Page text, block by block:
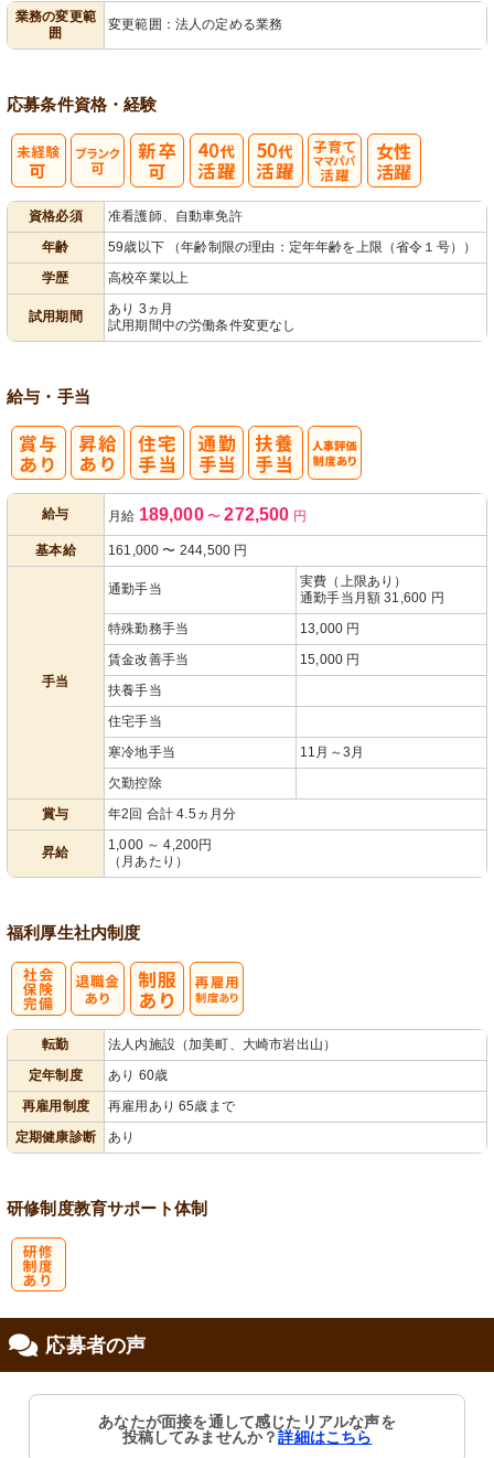
業務の変更範
囲
変更範囲：法人の定める業務
応募条件資格・経験
資格必須
准看護師、自動車免許
年齢
59歳以下 （年齢制限の理由：定年年齢を上限（省令１号））
学歴
高校卒業以上
試用期間
あり 3ヵ月
試用期間中の労働条件変更なし
給与・手当
給与 月給 189,000 〜 272,500 円
基本給 161,000 〜 244,500 円
手当
通勤手当
実費（上限あり）
通勤手当月額 31,600 円
特殊勤務手当
13,000 円
賃金改善手当
15,000 円
扶養手当
住宅手当
寒冷地手当
11月～3月
欠勤控除
賞与
年2回 合計 4.5ヵ月分
昇給
1,000 ～ 4,200円
（月あたり）
福利厚生社内制度
転勤
法人内施設（加美町、大崎市岩出山）
定年制度
あり 60歳
再雇用制度
再雇用あり 65歳まで
定期健康診断
あり
研修制度教育サポート体制
応募者の声
あなたが面接を通して感じたリアルな声を
投稿してみませんか？詳細はこちら